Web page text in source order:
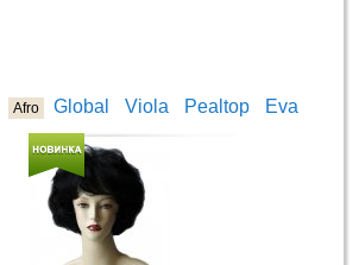
Afro Global Viola Pealtop Eva